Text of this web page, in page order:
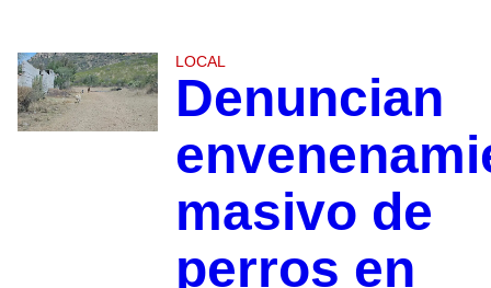
LOCAL
Denuncian
masivo de
perros en